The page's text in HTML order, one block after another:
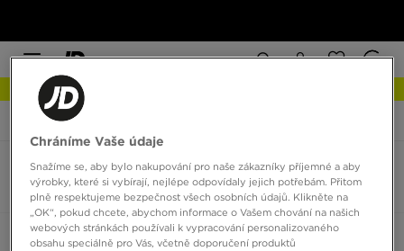
JD Sports New Balance 550
New Balance 550
0 produktů
Seřadit:Doporučené Filtrovat
Chráníme Vaše údaje
Snažíme se, aby bylo nakupování pro naše zákazníky příjemné a aby
výrobky, které si vybírají, nejlépe odpovídaly jejich potřebám. Přitom
plně respektujeme bezpečnost všech osobních údajů. Klikněte na
„OK“, pokud chcete, abychom informace o Vašem chování na našich
webových stránkách používali k vypracování personalizovaného
obsahu speciálně pro Vás, včetně doporučení produktů